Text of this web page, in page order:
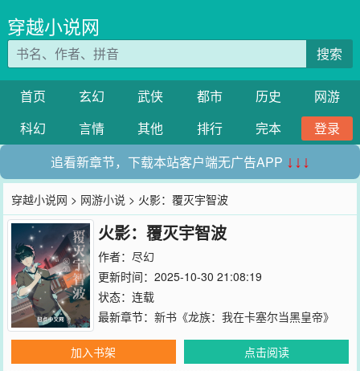
穿越小说网
搜索
首页 玄幻 武侠 都市 历史
网游
科幻
言情 其他 排行 完本
登录
追看新章节，下载本站客户端无广告APP ↓↓↓
穿越小说网 > 网游小说 > 火影：覆灭宇智波
火影：覆灭宇智波
作者： 尽幻
更新时间：2025-10-30 21:08:19
状态：连载
最新章节： 新书《龙族：我在卡塞尔当黑皇帝》
加入书架
点击阅读